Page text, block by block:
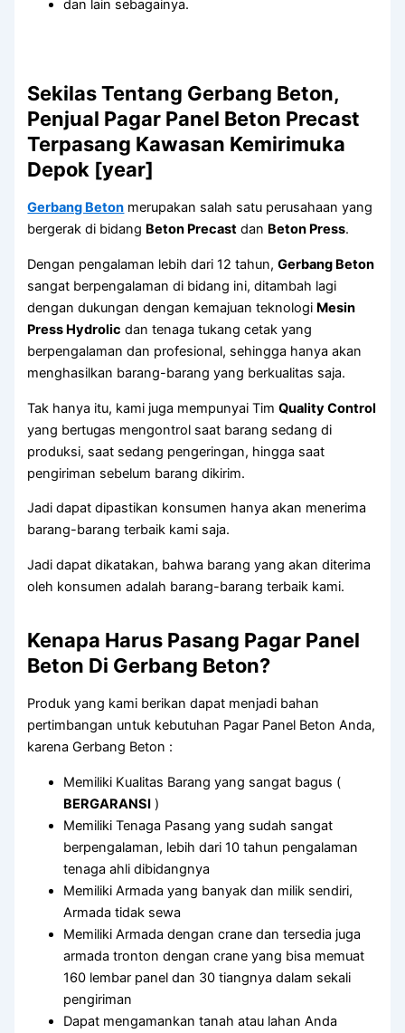
dan lain sebagainya.
Sekilas Tentang Gerbang Beton,
Penjual Pagar Panel Beton Precast
Terpasang Kawasan Kemirimuka
Depok [year]
Gerbang Beton merupakan salah satu perusahaan yang
bergerak di bidang Beton Precast dan Beton Press.
Dengan pengalaman lebih dari 12 tahun,Gerbang Beton
sangat berpengalaman di bidang ini, ditambah lagi
dengan dukungan dengan kemajuan teknologi Mesin
Press Hydrolic dan tenaga tukang cetak yang
berpengalaman dan profesional, sehingga hanya akan
menghasilkan barang-barang yang berkualitas saja.
Tak hanya itu, kami juga mempunyai TimQuality Control
yang bertugas mengontrol saat barang sedang di
produksi, saat sedang pengeringan, hingga saat
pengiriman sebelum barang dikirim.
Jadi dapat dipastikan konsumen hanya akan menerima
barang-barang terbaik kami saja.
Jadi dapat dikatakan, bahwa barang yang akan diterima
oleh konsumen adalah barang-barang terbaik kami.
Kenapa Harus Pasang Pagar Panel
Beton Di Gerbang Beton?
Produk yang kami berikan dapat menjadi bahan
pertimbangan untuk kebutuhan Pagar Panel Beton Anda,
karena Gerbang Beton :
Memiliki Kualitas Barang yang sangat bagus (
BERGARANSI )
Memiliki Tenaga Pasang yang sudah sangat
berpengalaman, lebih dari 10 tahun pengalaman
tenaga ahli dibidangnya
Memiliki Armada yang banyak dan milik sendiri,
Armada tidak sewa
Memiliki Armada dengan crane dan tersedia juga
armada tronton dengan crane yang bisa memuat
160 lembar panel dan 30 tiangnya dalam sekali
pengiriman
Dapat mengamankan tanah atau lahan Anda